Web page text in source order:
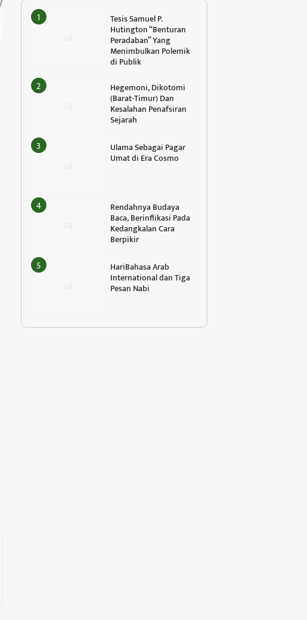
Tesis Samuel P.
Hutington “Benturan
Peradaban” Yang
Menimbulkan Polemik
di Publik
Hegemoni, Dikotomi
(Barat-Timur) Dan
Kesalahan Penafsiran
Sejarah
Ulama Sebagai Pagar
Umat di Era Cosmo
Rendahnya Budaya
Baca, Berinflikasi Pada
Kedangkalan Cara
Berpikir
HariBahasa Arab
International dan Tiga
Pesan Nabi